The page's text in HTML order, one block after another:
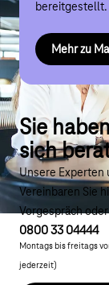
bereitgestellt.
Mehr zu
Managed
Mehr zum
Sie
sich
Unsere Experten
Vereinbaren Sie
Vorgespräch
0800 33 04444
Montags bis freitags
jederzeit)